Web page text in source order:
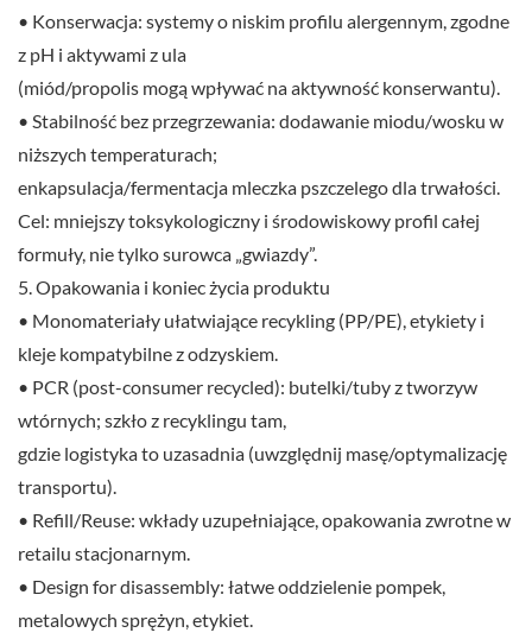
• Konserwacja: systemy o niskim profilu alergennym, zgodne
z pH i aktywami z ula
(miód/propolis mogą wpływać na aktywność konserwantu).
• Stabilność bez przegrzewania: dodawanie miodu/wosku w
niższych temperaturach;
enkapsulacja/fermentacja mleczka pszczelego dla trwałości.
Cel: mniejszy toksykologiczny i środowiskowy profil całej
formuły, nie tylko surowca „gwiazdy”.
5. Opakowania i koniec życia produktu
• Monomateriały ułatwiające recykling (PP/PE), etykiety i
kleje kompatybilne z odzyskiem.
• PCR (post-consumer recycled): butelki/tuby z tworzyw
wtórnych; szkło z recyklingu tam,
gdzie logistyka to uzasadnia (uwzględnij masę/optymalizację
transportu).
• Refill/Reuse: wkłady uzupełniające, opakowania zwrotne w
retailu stacjonarnym.
• Design for disassembly: łatwe oddzielenie pompek,
metalowych sprężyn, etykiet.